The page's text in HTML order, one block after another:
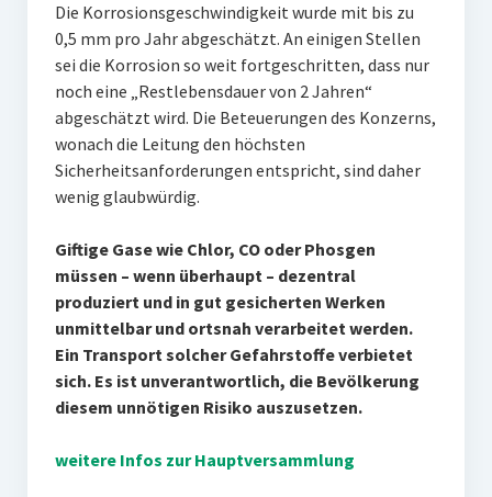
Die Korrosionsgeschwindigkeit wurde mit bis zu
0,5 mm pro Jahr abgeschätzt. An einigen Stellen
sei die Korrosion so weit fortgeschritten, dass nur
noch eine „Restlebensdauer von 2 Jahren“
abgeschätzt wird. Die Beteuerungen des Konzerns,
wonach die Leitung den höchsten
Sicherheitsanforderungen entspricht, sind daher
wenig glaubwürdig.
Giftige Gase wie Chlor, CO oder Phosgen
müssen – wenn überhaupt – dezentral
produziert und in gut gesicherten Werken
unmittelbar und ortsnah verarbeitet werden.
Ein Transport solcher Gefahrstoffe verbietet
sich. Es ist unverantwortlich, die Bevölkerung
diesem unnötigen Risiko auszusetzen.
weitere Infos zur Hauptversammlung